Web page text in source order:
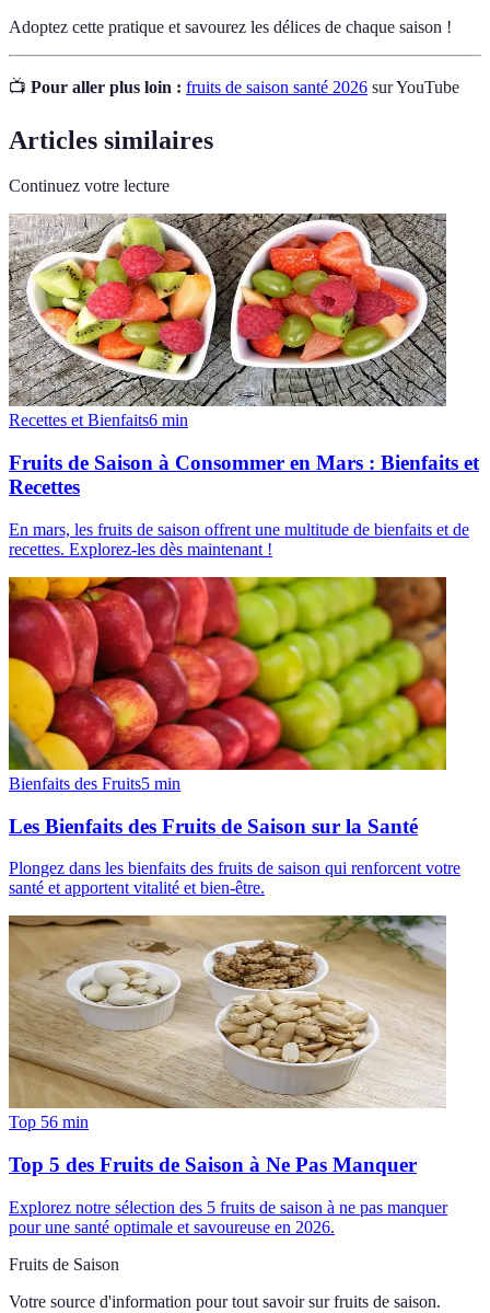
Adoptez cette pratique et savourez les délices de chaque saison !
📺 Pour aller plus loin : fruits de saison santé 2026 sur YouTube
Articles similaires
Continuez votre lecture
Recettes et Bienfaits6 min
Fruits de Saison à Consommer en Mars : Bienfaits et
Recettes
En mars, les fruits de saison offrent une multitude de bienfaits et de
recettes. Explorez-les dès maintenant !
Bienfaits des Fruits5 min
Les Bienfaits des Fruits de Saison sur la Santé
Plongez dans les bienfaits des fruits de saison qui renforcent votre
santé et apportent vitalité et bien-être.
Top 56 min
Top 5 des Fruits de Saison à Ne Pas Manquer
Explorez notre sélection des 5 fruits de saison à ne pas manquer
pour une santé optimale et savoureuse en 2026.
Fruits de Saison
Votre source d'information pour tout savoir sur fruits de saison.